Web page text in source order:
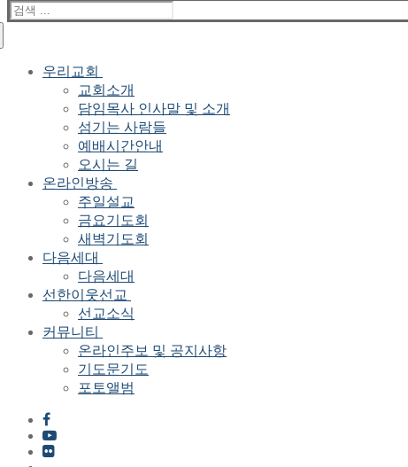
검
색
우리교회
교회소개
담임목사 인사말 및 소개
섬기는 사람들
예배시간안내
오시는 길
온라인방송
주일설교
금요기도회
새벽기도회
다음세대
다음세대
선한이웃선교
선교소식
커뮤니티
온라인주보 및 공지사항
기도문기도
포토앨범